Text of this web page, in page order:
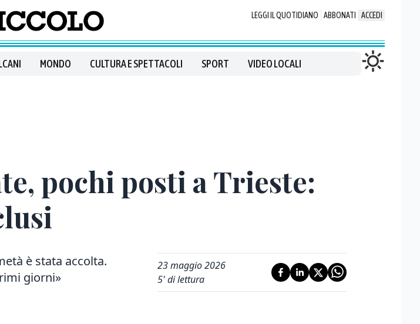
LEGGI IL QUOTIDIANO ABBONATI ACCEDI
MONDO CULTURA E SPETTACOLI SPORT VIDEO LOCALI
pochi posti a Trieste:
è stata accolta.
giorni»
23 maggio 2026
5' di lettura